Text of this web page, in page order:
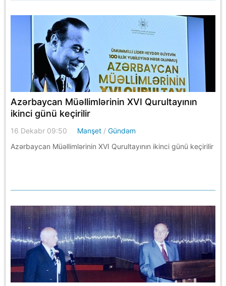
Azərbaycan Müəllimlərinin XVI Qurultayının
ikinci günü keçirilir
16 Dekabr 09:50 Manşet /Gündəm
Azərbaycan Müəllimlərinin XVI Qurultayının ikinci günü keçirilir